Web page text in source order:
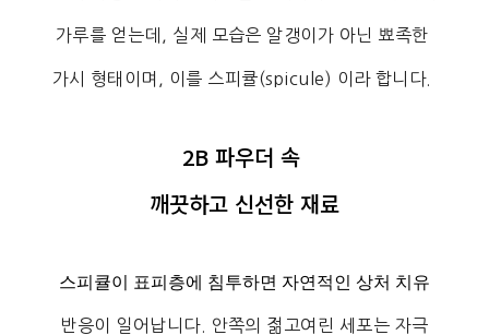
가루를 얻는데, 실제 모습은 알갱이가 아닌 뾰족한
가시 형태이며, 이를 스피큘(spicule) 이라 합니다.
2B 파우더 속
깨끗하고 신선한 재료
스피큘이 표피층에 침투하면 자연적인 상처 치유
반응이 일어납니다. 안쪽의 젊고여린 세포는 자극